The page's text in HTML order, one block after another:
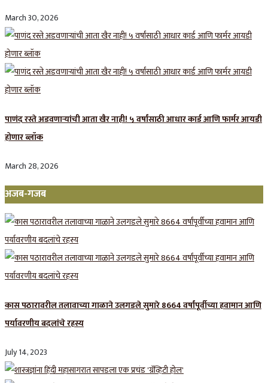
March 30, 2026
पाणंद रस्ते अडवणाऱ्यांची आता खैर नाही! ५ वर्षांसाठी आधार कार्ड आणि फार्मर आयडी
होणार ब्लॉक
March 28, 2026
अजब-गजब
कास पठारावरील तलावाच्या गाळाने उलगडले सुमारे 8664 वर्षांपूर्वीच्या हवामान आणि
पर्यावरणीय बदलांचे रहस्य
July 14, 2023